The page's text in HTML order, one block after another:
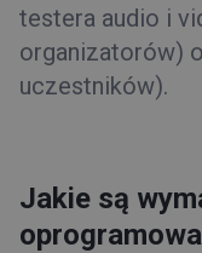
testera audio i
organizatorów)
uczestników).
Jakie są